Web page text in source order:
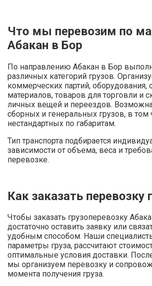
Что мы перевозим по
Абакан в Бор
По направлению Абакан в Бор
различных категорий грузов.
коммерческих партий, оборудования,
материалов, товаров для торговли и
личных вещей и переездов.
сборных и генеральных грузов, в том
нестандартных по габаритам.
Тип транспорта подбирается
зависимости от объема, веса и
перевозке.
Как заказать перевозку
Чтобы заказать грузоперевозку
достаточно оставить заявку или
удобным способом. Наши
параметры груза, рассчитают
оптимальные условия доставки.
мы организуем перевозку и
момента получения груза.